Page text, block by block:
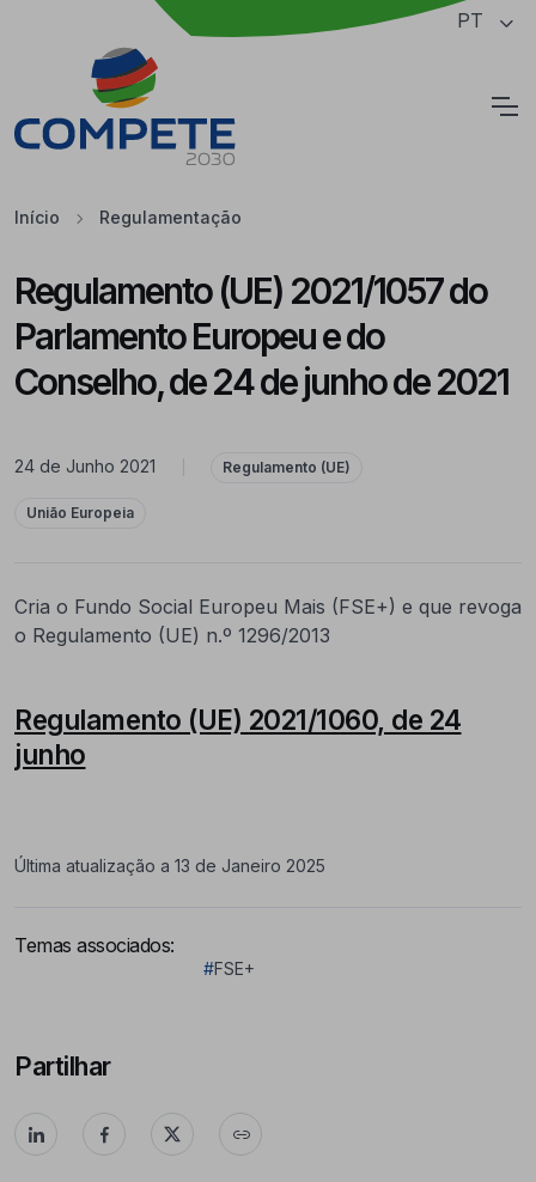
Saltar para o conteúdo principal da página PT
Início Regulamentação
Regulamento (UE) 2021/1057 do
Parlamento Europeu e do
Conselho, de 24 de junho de 2021
24 de Junho 2021 Regulamento (UE)
União Europeia
Cria o Fundo Social Europeu Mais (FSE+) e que revoga
o Regulamento (UE) n.º 1296/2013
Regulamento (UE) 2021/1060, de 24
junho
Última atualização a 13 de Janeiro 2025
Temas associados:
#FSE+
Partilhar